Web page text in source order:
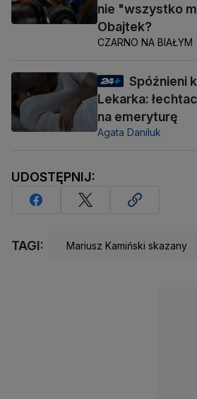
nie "wszystko
Obajtek?
CZARNO NA BIAŁYM
Spóźnieni
Lekarka:
na emeryturę
Agata Daniluk
UDOSTĘPNIJ:
TAGI: Mariusz Kamiński skazany